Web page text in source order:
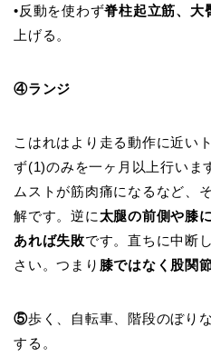
•反動を使わず脊柱起立筋、大
上げる。
④ランジ
こはれはより走る動作に近い
ず(1)のみを一ヶ月以上行いま
ムストが筋肉痛になるなど、
解です。逆に 太腿の前側や膝
あれば失敗です。直ちに中断
さい。つまり 膝ではなく股関
⑤歩く、自転車、階段のぼり
する。